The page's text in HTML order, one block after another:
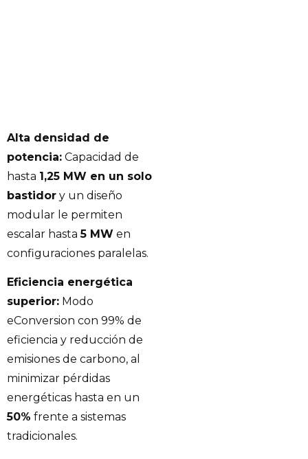
Alta densidad de
potencia: Capacidad de
hasta 1,25 MW en un solo
bastidor y un diseño
modular le permiten
escalar hasta5 MW en
configuraciones paralelas.
Eficiencia energética
superior: Modo
eConversion con 99% de
eficiencia y reducción de
emisiones de carbono, al
minimizar pérdidas
energéticas hasta en un
50% frente a sistemas
tradicionales.